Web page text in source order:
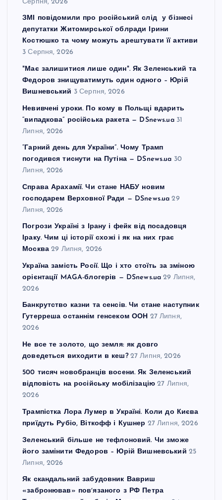
Серпня, 2026
ЗМІ повідомили про російський слід у бізнесі
депутатки Житомирської облради Ірини
Костюшко та чому можуть арештувати її активи
3 Серпня, 2026
"Має залишитися лише один". Як Зеленський та
Федоров знищуватимуть один одного – Юрій
Вишневський 3 Серпня, 2026
Невивчені уроки. По кому в Польщі вдарить
“випадкова” російська ракета — DSnews.ua 31
Липня, 2026
“Гарний день для України”. Чому Трамп
погодився тиснути на Путіна — DSnews.ua 30
Липня, 2026
Справа Арахамії. Чи стане НАБУ новим
господарем Верховної Ради — DSnews.ua 29
Липня, 2026
Погрози Україні з Ірану і фейк від посадовця
Іраку. Чим ці історії схожі і як на них грає
Москва 29 Липня, 2026
Україна замість Росії. Що і хто стоїть за зміною
орієнтації MAGA-блогерів — DSnews.ua 29 Липня,
2026
Банкрутство казни та сенсів. Чи стане наступник
Гутерреша останнім генсеком ООН 27 Липня,
2026
Не все те золото, що земля: як довго
доведеться виходити в кеш? 27 Липня, 2026
500 тисяч новобранців восени. Як Зеленський
відповість на російську мобілізацію 27 Липня,
2026
Трампістка Лора Лумер в Україні. Коли до Києва
приїдуть Рубіо, Віткофф і Кушнер 27 Липня, 2026
Зеленський більше не тефлоновий. Чи зможе
його замінити Федоров – Юрій Вишневський 25
Липня, 2026
Як скандальний забудовник Вавриш
«забронював» повʼязаного з РФ Петра